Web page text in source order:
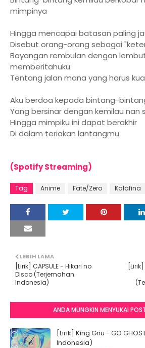
mimpinya
Hingga mencapai batasan paling
Disebut orang-orang sebagai
Bayangan rembulan dengan
memberitahuku
Tentang jalan mana yang harus
Aku berdoa kepada bintang-
Yang bersinar dengan kemilau nan
Hingga mimpiku ini dapat berakhir
Di dalam teriakan lantangmu
(Spotify Streaming)
Tag Anime Fate/Zero Kalafina
LEBIH LAMA
[Lirik] CAPSULE - Hikari no
Disco (Terjemahan
Indonesia)
ANDA MUNGKIN MENYUKAI
[Lirik] King Gnu - GO
Indonesia)